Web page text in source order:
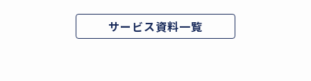
サービス資料一覧